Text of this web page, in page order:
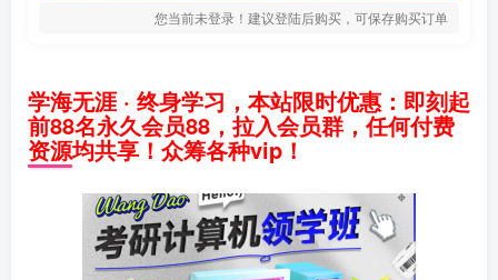
您当前未登录！建议登陆后购买，可保存购买订单
学海无涯 · 终身学习，本站限时优惠：即刻起
前88名永久会员88，拉入会员群，任何付费
资源均共享！众筹各种vip！